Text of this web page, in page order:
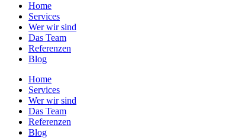
Home
Services
Wer wir sind
Das Team
Referenzen
Blog
Home
Services
Wer wir sind
Das Team
Referenzen
Blog